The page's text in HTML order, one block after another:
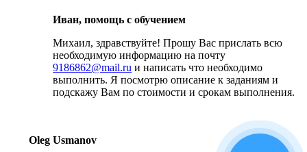
Иван, помощь с обучением
Михаил, здравствуйте! Прошу Вас прислать всю
необходимую информацию на почту
9186862@mail.ru и написать что необходимо
выполнить. Я посмотрю описание к заданиям и
подскажу Вам по стоимости и срокам выполнения.
Oleg Usmanov